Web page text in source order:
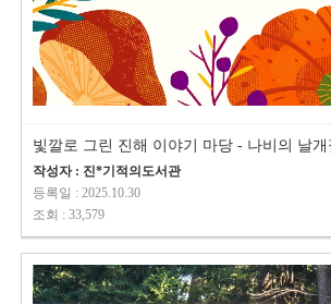
빛깔로 그린 진해 이야기 마당 - 나비의 날개
작성자 : 진*기적의도서관
등록일 : 2025.10.30
조회 : 33,579